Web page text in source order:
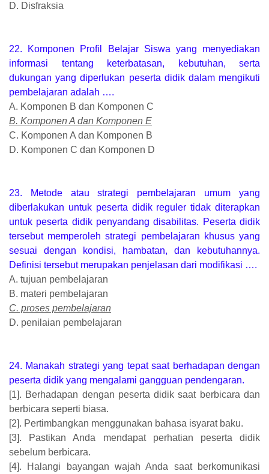
D. Disfraksia
22. Komponen Profil Belajar Siswa yang menyediakan
informasi tentang keterbatasan, kebutuhan, serta
dukungan yang diperlukan peserta didik dalam mengikuti
pembelajaran adalah ….
A. Komponen B dan Komponen C
B. Komponen A dan Komponen E
C. Komponen A dan Komponen B
D. Komponen C dan Komponen D
23. Metode atau strategi pembelajaran umum yang
diberlakukan untuk peserta didik reguler tidak diterapkan
untuk peserta didik penyandang disabilitas. Peserta didik
tersebut memperoleh strategi pembelajaran khusus yang
sesuai dengan kondisi, hambatan, dan kebutuhannya.
Definisi tersebut merupakan penjelasan dari modifikasi ….
A. tujuan pembelajaran
B. materi pembelajaran
C. proses pembelajaran
D. penilaian pembelajaran
24. Manakah strategi yang tepat saat berhadapan dengan
peserta didik yang mengalami gangguan pendengaran.
[1]. Berhadapan dengan peserta didik saat berbicara dan
berbicara seperti biasa.
[2]. Pertimbangkan menggunakan bahasa isyarat baku.
[3]. Pastikan Anda mendapat perhatian peserta didik
sebelum berbicara.
[4]. Halangi bayangan wajah Anda saat berkomunikasi